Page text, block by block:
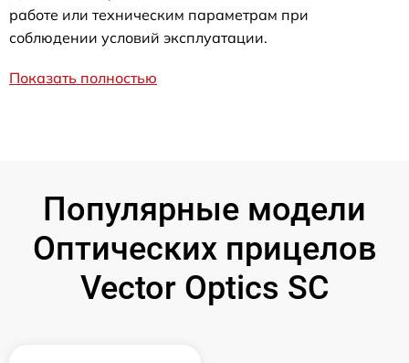
работе или техническим параметрам при
соблюдении условий эксплуатации.
Показать полностью
Популярные модели
Оптических прицелов
Vector Optics SC